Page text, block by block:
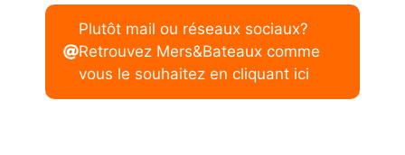
Plutôt mail ou réseaux sociaux?
Retrouvez Mers&Bateaux comme
vous le souhaitez en cliquant ici